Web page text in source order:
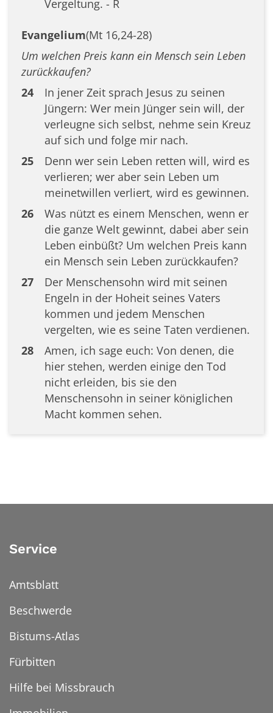
Vergeltung. - R
Evangelium(Mt 16,24-28)
Um welchen Preis kann ein Mensch sein Leben
zurückkaufen?
24
In jener Zeit sprach Jesus zu seinen
Jüngern: Wer mein Jünger sein will, der
verleugne sich selbst, nehme sein Kreuz
auf sich und folge mir nach.
25
Denn wer sein Leben retten will, wird es
verlieren; wer aber sein Leben um
meinetwillen verliert, wird es gewinnen.
26
Was nützt es einem Menschen, wenn er
die ganze Welt gewinnt, dabei aber sein
Leben einbüßt? Um welchen Preis kann
ein Mensch sein Leben zurückkaufen?
27
Der Menschensohn wird mit seinen
Engeln in der Hoheit seines Vaters
kommen und jedem Menschen
vergelten, wie es seine Taten verdienen.
28
Amen, ich sage euch: Von denen, die
hier stehen, werden einige den Tod
nicht erleiden, bis sie den
Menschensohn in seiner königlichen
Macht kommen sehen.
Service
Amtsblatt
Beschwerde
Bistums-Atlas
Fürbitten
Hilfe bei Missbrauch